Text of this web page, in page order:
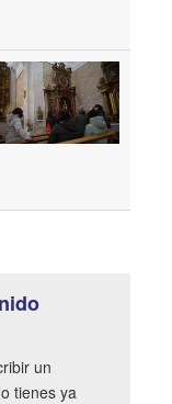
un
tienes ya